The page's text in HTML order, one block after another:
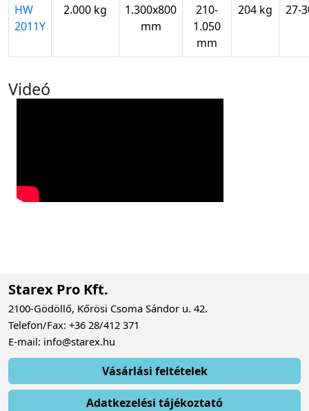
HW
2011Y
2.000 kg
1.300x800
mm
210-
1.050
mm
204 kg 27-
Videó
Starex Pro Kft.
2100-Gödöllő, Kőrösi Csoma Sándor u. 42.
Telefon/Fax: +36 28/412 371
E-mail: info@starex.hu
Vásárlási feltételek
Adatkezelési tájékoztató